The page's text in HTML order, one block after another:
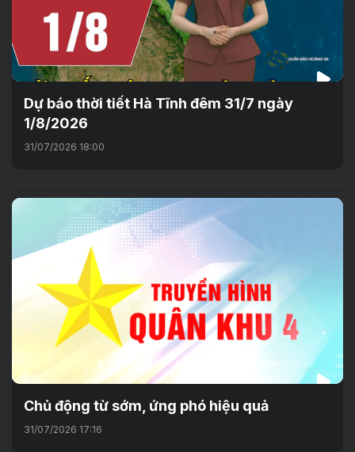
Dự báo thời tiết Hà Tĩnh đêm 31/7 ngày
1/8/2026
31/07/2026 18:00
Chủ động từ sớm, ứng phó hiệu quả
31/07/2026 17:16